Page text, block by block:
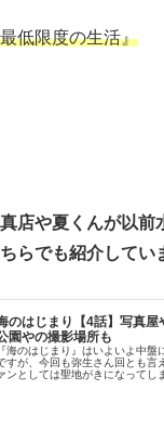
低限度の生活』
店や夏くんが以前
らでも紹介してい
のはじまり【4話】写真屋
園やの撮影場所も
『海のはじまり』はいよいよ中
すが、今回も弥生さん回とも言
ンとしては聖地がきになってし